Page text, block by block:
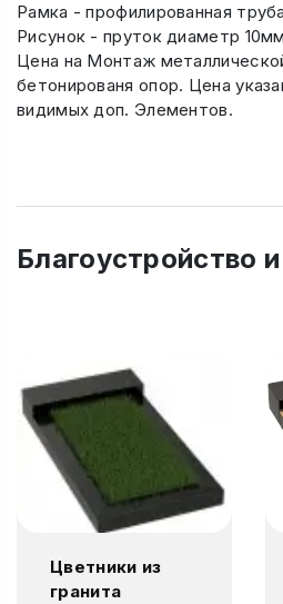
Рамка - профилированная
Рисунок - пруток диаметр 10мм
Цена на Монтаж
бетонированя опор. Цена
видимых доп. Элементов.
Благоустройство
Цветники из
гранита